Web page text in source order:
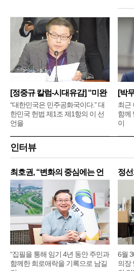
[정중규 칼럼-시대유감] “미완
“대한민국은 민주공화국이다.” 대
한민국 헌법 제1조 제1항의 이 선
언을
[박
메
최근
함께
이
인터뷰
최호권, “변화의 중심에는 언
제
“집필을 통해 임기 4년 동안 주민과
함께한 희로애락을 기록으로 남길
정
6월
의장